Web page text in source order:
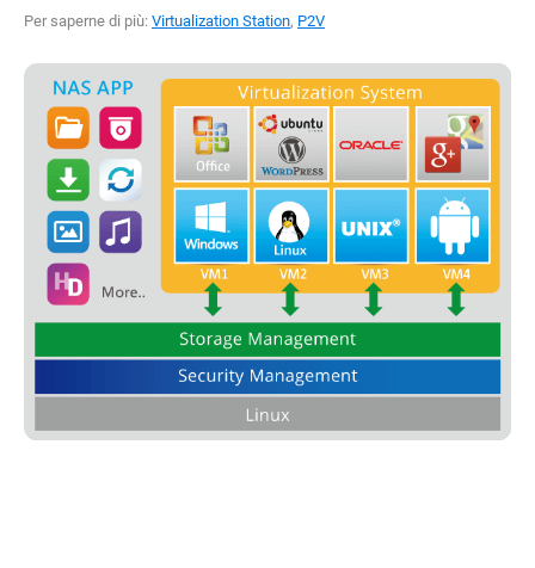
Per saperne di più: Virtualization Station, P2V